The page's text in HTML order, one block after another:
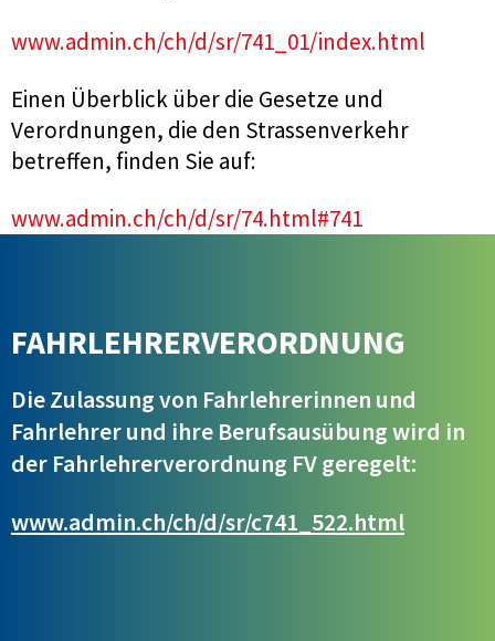
www.admin.ch/ch/d/sr/741_01/index.html
Einen Überblick über die Gesetze und
Verordnungen, die den Strassenverkehr
betreffen, finden Sie auf:
www.admin.ch/ch/d/sr/74.html#741
FAHRLEHRERVERORDNUNG
Die Zulassung von Fahrlehrerinnen und
Fahrlehrer und ihre Berufsausübung wird in
der Fahrlehrerverordnung FV geregelt:
www.admin.ch/ch/d/sr/c741_522.html